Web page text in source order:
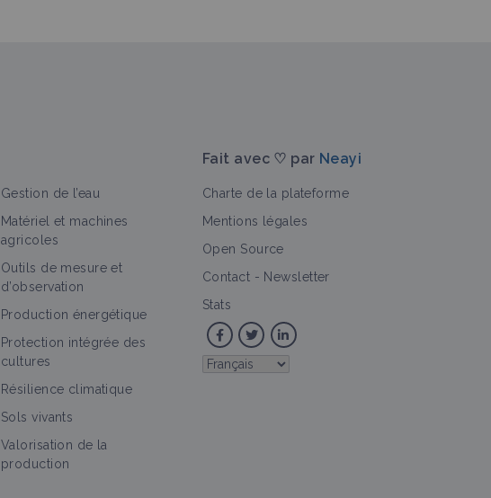
Gestion de l’eau
Matériel et machines
agricoles
Outils de mesure et
d’observation
Production énergétique
Protection intégrée des
cultures
Résilience climatique
Sols vivants
Valorisation de la
production
Fait avec ♡ par Neayi
Charte de la plateforme
Mentions légales
Open Source
Contact - Newsletter
Stats